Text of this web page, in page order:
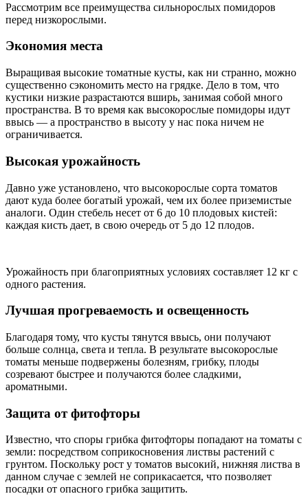
Рассмотрим все преимущества сильнорослых помидоров
перед низкорослыми.
Экономия места
Выращивая высокие томатные кусты, как ни странно, можно
существенно сэкономить место на грядке. Дело в том, что
кустики низкие разрастаются вширь, занимая собой много
пространства. В то время как высокорослые помидоры идут
ввысь — а пространство в высоту у нас пока ничем не
ограничивается.
Высокая урожайность
Давно уже установлено, что высокорослые сорта томатов
дают куда более богатый урожай, чем их более приземистые
аналоги. Один стебель несет от 6 до 10 плодовых кистей:
каждая кисть дает, в свою очередь от 5 до 12 плодов.
Урожайность при благоприятных условиях составляет 12 кг с
одного растения.
Лучшая прогреваемость и освещенность
Благодаря тому, что кусты тянутся ввысь, они получают
больше солнца, света и тепла. В результате высокорослые
томаты меньше подвержены болезням, грибку, плоды
созревают быстрее и получаются более сладкими,
ароматными.
Защита от фитофторы
Известно, что споры грибка фитофторы попадают на томаты с
земли: посредством соприкосновения листвы растений с
грунтом. Поскольку рост у томатов высокий, нижняя листва в
данном случае с землей не соприкасается, что позволяет
посадки от опасного грибка защитить.